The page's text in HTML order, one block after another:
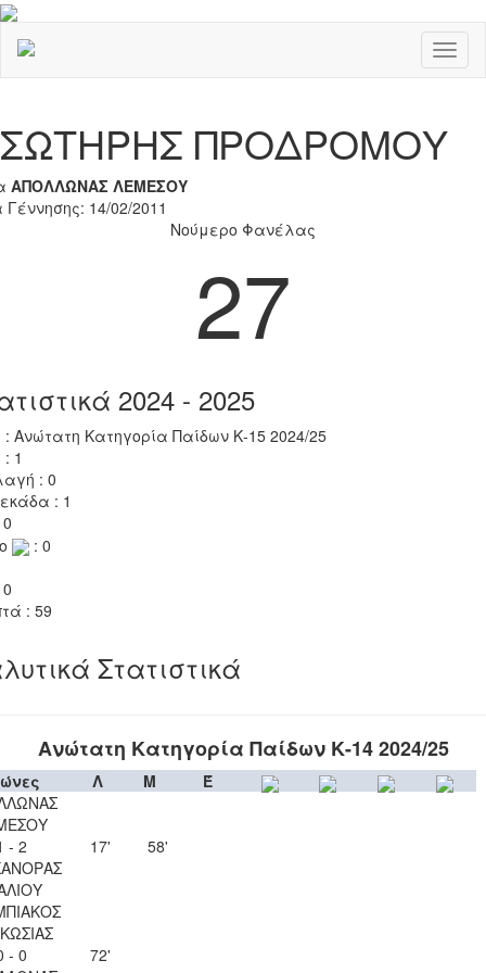
ΣΩΤΗΡΗΣ ΠΡΟΔΡΟΜΟΥ
ΑΠΟΛΛΩΝΑΣ ΛΕΜΕΣΟΥ
14/02/2011
Νούμερο Φανέλας
27
2024 - 2025
: Ανώτατη Κατηγορία Παίδων Κ-15 2024/25
1
: 0
: 1
: 0
: 59
Στατιστικά
Ανώτατη Κατηγορία Παίδων Κ-14 2024/25
Λ Μ
Έ
- 2
17' 58'
- 0
72'